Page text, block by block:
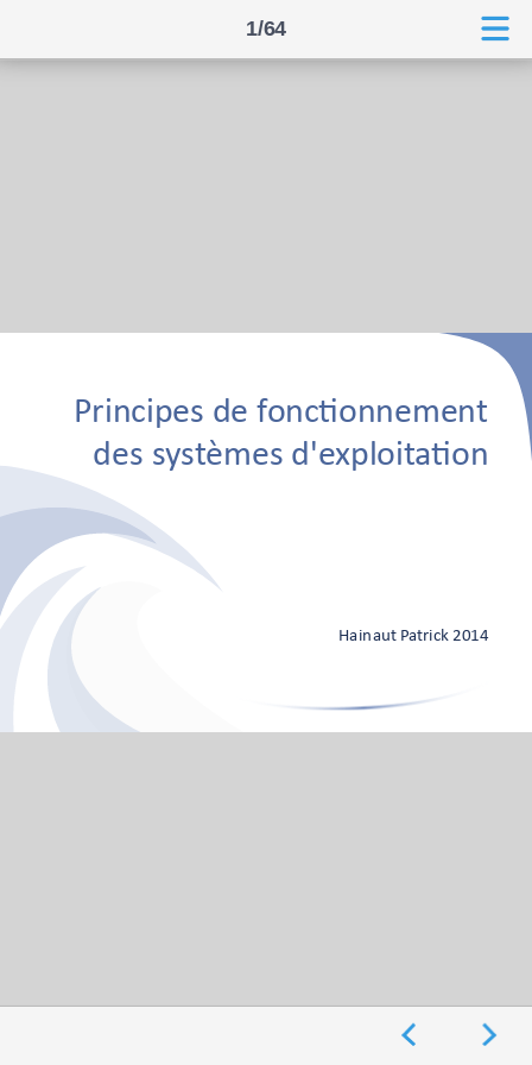
©Hainaut Patrick
Principes de fonctionnement
des systèmes d'exploitation
Hainaut Patrick 2014
1/64